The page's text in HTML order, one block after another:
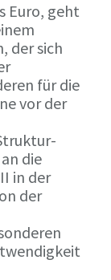
Euro, geht
der sich
für die
vor der
die
in der
der